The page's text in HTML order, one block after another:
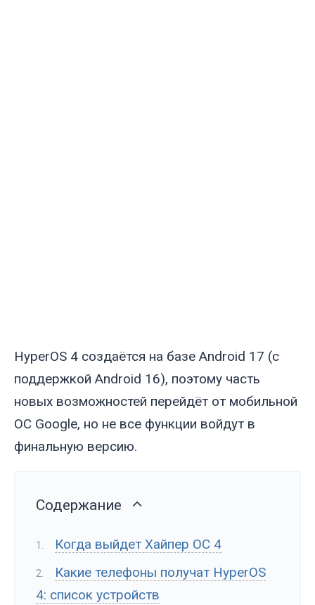
HyperOS 4 создаётся на базе Android 17 (с
поддержкой Android 16), поэтому часть
новых возможностей перейдёт от мобильной
ОС Google, но не все функции войдут в
финальную версию.
Содержание
Когда выйдет Хайпер ОС 4
Какие телефоны получат HyperOS
4: список устройств